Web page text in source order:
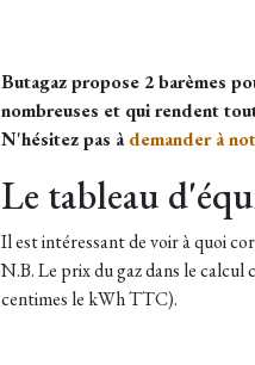
Butagaz propose 2 barèmes
nombreuses et qui rendent
N'hésitez pas àdemander à
Le tableau
Il est intéressant de voir à quoi
N.B. Le prix du gaz dans le
centimes le kWh TTC).